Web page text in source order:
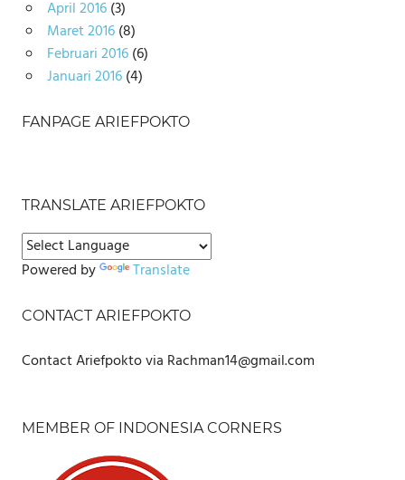
April 2016(3)
Maret 2016(8)
Februari 2016(6)
Januari 2016(4)
FANPAGE ARIEFPOKTO
TRANSLATE ARIEFPOKTO
Powered by Translate
CONTACT ARIEFPOKTO
Contact Ariefpokto via Rachman14@gmail.com
MEMBER OF INDONESIA CORNERS